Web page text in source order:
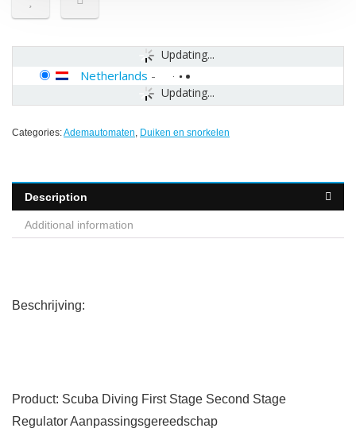
Updating...
Updating...
Netherlands -
Categories:Ademautomaten, Duiken en snorkelen
Description
Additional information
Beschrijving:
Product: Scuba Diving First Stage Second Stage
Regulator Aanpassingsgereedschap